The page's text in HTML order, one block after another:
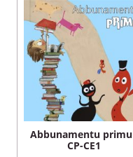
Abbunamentu
CP-CE1